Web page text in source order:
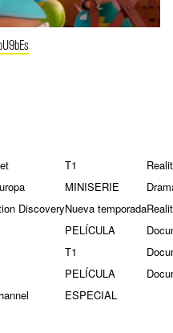
T1
MINISERIE
DiscoveryNueva temporada
PELÍCULA
T1
PELÍCULA
ESPECIAL